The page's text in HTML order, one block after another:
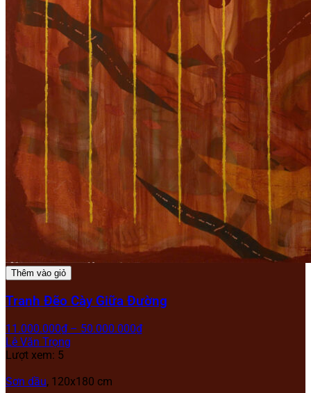
Thêm vào giỏ
Tranh Đẽo Cày Giữa Đường
11.000.000₫ – 50.000.000₫
Lê Văn Trọng
Lượt xem: 5
Sơn dầu, 120x180 cm